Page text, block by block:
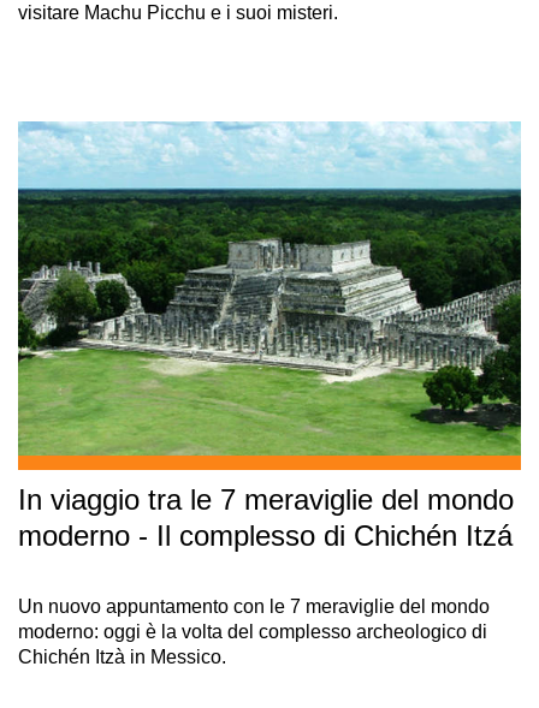
visitare Machu Picchu e i suoi misteri.
In viaggio tra le 7 meraviglie del mondo
moderno - Il complesso di Chichén Itzá
Un nuovo appuntamento con le 7 meraviglie del mondo
moderno: oggi è la volta del complesso archeologico di
Chichén Itzà in Messico.